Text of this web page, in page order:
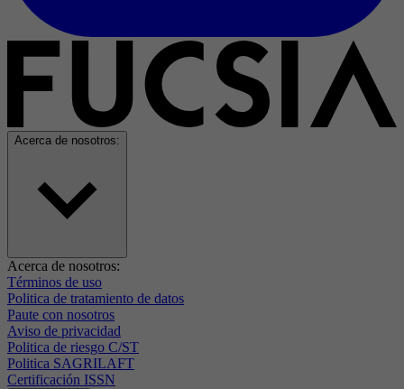
Acerca de nosotros:
Acerca de nosotros:
Términos de uso
Politica de tratamiento de datos
Paute con nosotros
Aviso de privacidad
Politica de riesgo C/ST
Politica SAGRILAFT
Certificación ISSN